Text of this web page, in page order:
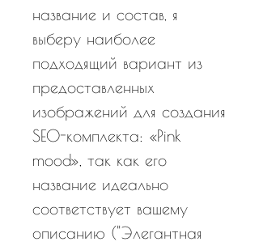
название и состав, я
выберу наиболее
подходящий вариант из
предоставленных
изображений для создания
SEO-комплекта: «Pink
mood», так как его
название идеально
соответствует вашему
описанию ("Элегантная